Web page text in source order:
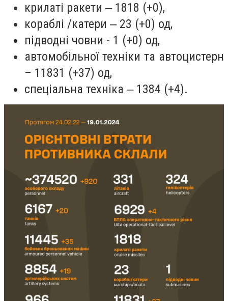
крилаті ракети ‒ 1818 (+0),
кораблі /катери ‒ 23 (+0) од,
підводні човни - 1 (+0) од,
автомобільної техніки та автоцистерн
– 11831 (+37) од,
спеціальна техніка ‒ 1384 (+4).